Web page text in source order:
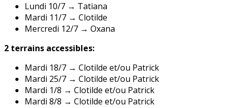
Lundi 10/7 → Tatiana
Mardi 11/7 → Clotilde
Mercredi 12/7 → Oxana
2 terrains accessibles:
Mardi 18/7 → Clotilde et/ou Patrick
Mardi 25/7 → Clotilde et/ou Patrick
Mardi 1/8 → Clotilde et/ou Patrick
Mardi 8/8 → Clotilde et/ou Patrick